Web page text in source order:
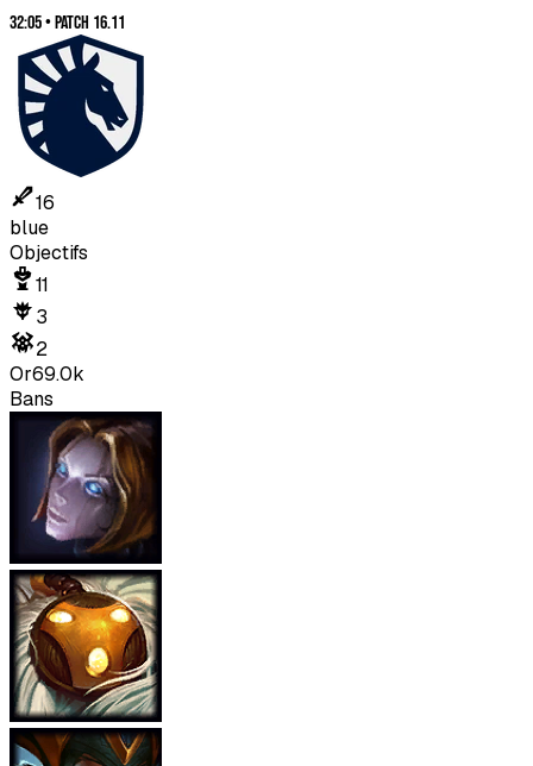
32:05•Patch 16.11
16
blue
Objectifs
11
3
2
Or69.0k
Bans